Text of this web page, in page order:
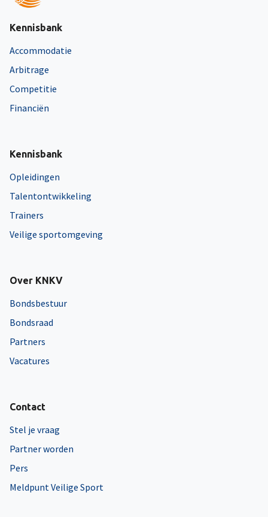
Kennisbank
Accommodatie
Arbitrage
Competitie
Financiën
Kennisbank
Opleidingen
Talentontwikkeling
Trainers
Veilige sportomgeving
Over KNKV
Bondsbestuur
Bondsraad
Partners
Vacatures
Contact
Stel je vraag
Partner worden
Pers
Meldpunt Veilige Sport